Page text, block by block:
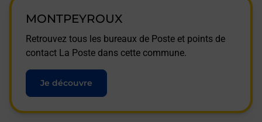
MONTPEYROUX
Retrouvez tous les bureaux de Poste et points de
contact La Poste dans cette commune.
Je découvre